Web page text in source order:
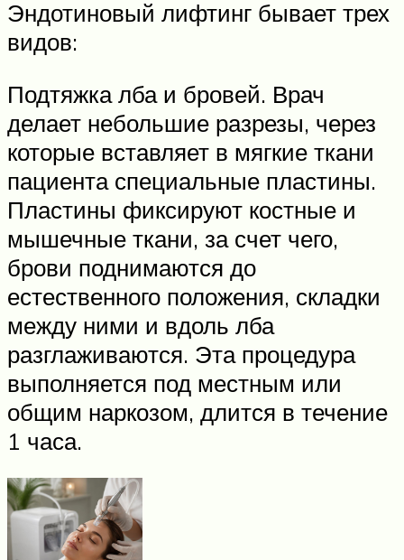
Эндотиновый лифтинг бывает трех
видов:
Подтяжка лба и бровей. Врач
делает небольшие разрезы, через
которые вставляет в мягкие ткани
пациента специальные пластины.
Пластины фиксируют костные и
мышечные ткани, за счет чего,
брови поднимаются до
естественного положения, складки
между ними и вдоль лба
разглаживаются. Эта процедура
выполняется под местным или
общим наркозом, длится в течение
1 часа.